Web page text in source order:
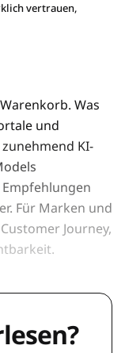
vertrauen,
Was
und
KI-
Für Marken und
Journey,